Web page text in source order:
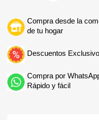
Compra desde la
de tu hogar
Descuentos
Compra por
Rápido y fácil